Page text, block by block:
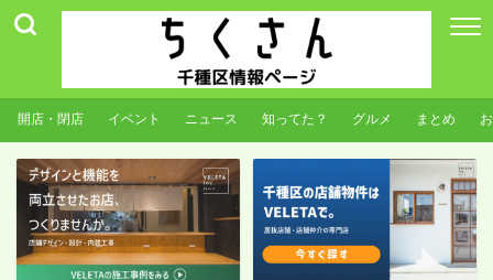
開店・閉店 イベント ニュース 知ってた？ グルメ まとめ